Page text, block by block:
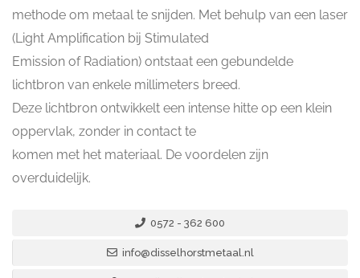
methode om metaal te snijden. Met behulp van een laser
(Light Amplification bij Stimulated
Emission of Radiation) ontstaat een gebundelde
lichtbron van enkele millimeters breed.
Deze lichtbron ontwikkelt een intense hitte op een klein
oppervlak, zonder in contact te
komen met het materiaal. De voordelen zijn
overduidelijk.
0572 - 362 600
info@disselhorstmetaal.nl